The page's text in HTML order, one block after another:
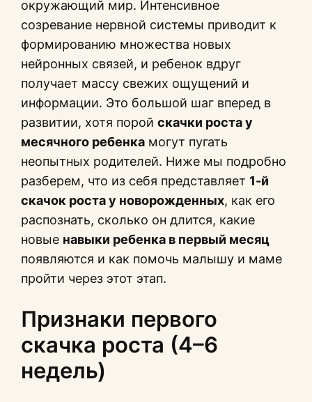
окружающий мир. Интенсивное
созревание нервной системы приводит к
формированию множества новых
нейронных связей, и ребенок вдруг
получает массу свежих ощущений и
информации. Это большой шаг вперед в
развитии, хотя поройскачки роста у
месячного ребенка могут пугать
неопытных родителей. Ниже мы подробно
разберем, что из себя представляет 1-й
скачок роста у новорожденных, как его
распознать, сколько он длится, какие
новые навыки ребенка в первый месяц
появляются и как помочь малышу и маме
пройти через этот этап.
Признаки первого
скачка роста (4–6
недель)